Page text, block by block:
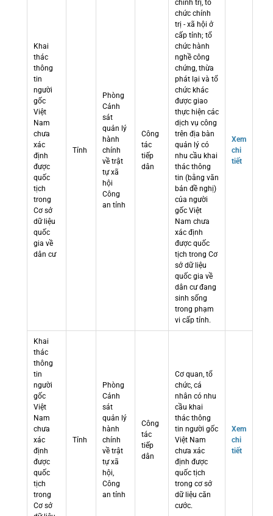
Khai
thác
thông
tin
người
gốc
Việt
Nam
chưa
xác
định
được
quốc
tịch
trong
Cơ sở
dữ liệu
quốc
gia về
dân cư
Tỉnh
Phòng
Cảnh
sát
quản lý
hành
chính
về trật
tự xã
hội
Công
an tỉnh
Công
tác
tiếp
dân
chính trị, tổ
chức chính
trị - xã hội ở
cấp tỉnh; tổ
chức hành
nghề công
chứng, thừa
phát lại và tổ
chức khác
được giao
thực hiện các
dịch vụ công
trên địa bàn
quản lý có
nhu cầu khai
thác thông
tin (bằng văn
bản đề nghị)
của người
gốc Việt
Nam chưa
xác định
được quốc
tịch trong Cơ
sở dữ liệu
quốc gia về
dân cư đang
sinh sống
trong phạm
vi cấp tỉnh.
Xem
chi
tiết
Khai
thác
thông
tin
người
gốc
Việt
Nam
chưa
xác
định
được
quốc
tịch
trong
Cơ sở
Tỉnh
Phòng
Cảnh
sát
quản lý
hành
chính
về trật
tự xã
hội,
Công
an tỉnh
Công
tác
tiếp
dân
Cơ quan, tổ
chức, cá
nhân có nhu
cầu khai
thác thông
tin người gốc
Việt Nam
chưa xác
định được
quốc tịch
trong cơ sở
dữ liệu căn
cước.
Xem
chi
tiết